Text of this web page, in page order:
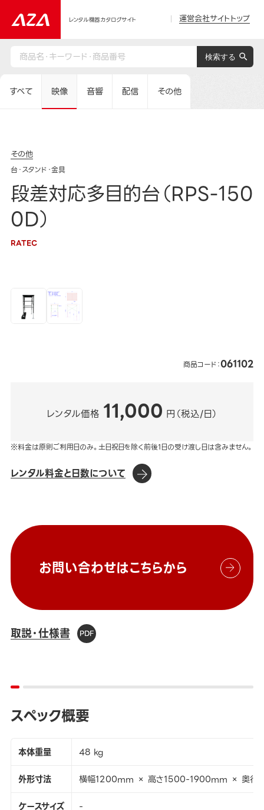
レンタル機器カタログサイト 運営会社サイトトップ
すべて 映像 音響 配信 その他
その他
台・スタンド・金具
段差対応多目的台（RPS-150
0D）
RATEC
商品コード：061102
レンタル価格 11,000 円（税込/日）
※料金は原則ご利用日のみ。土日祝日を除く前後1日の受け渡し日は含みません。
レンタル料金と日数について
お問い合わせはこちらから
取説・仕様書
スペック概要
本体重量
48 kg
外形寸法
横幅1200mm × 高さ1500-1900mm × 奥行
ケースサイズ
-